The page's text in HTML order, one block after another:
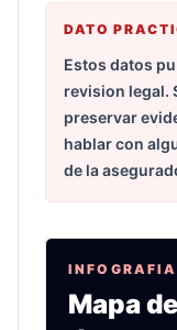
DATO
Estos datos
revision legal.
preservar
hablar con
de la
Mapa